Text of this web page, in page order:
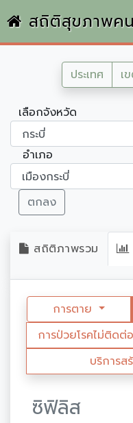
สถิติสุขภาพค
ประเทศ เ
เลือกจังหวัด
อำเภอ
ตกลง
สถิติภาพรวม
การตาย
การป่วยโรคไม่ติดต่อ
บริการส
ซิฟิลิส